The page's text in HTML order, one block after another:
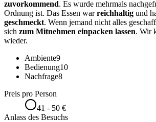
zuvorkommend. Es wurde mehrmals
Ordnung ist. Das Essen warreichhaltig und
geschmeckt. Wenn jemand nicht alles
sich zum Mitnehmen einpacken lassen. Wir
wieder.
Ambiente9
Bedienung10
Nachfrage8
Preis pro Person
41 - 50 €
Anlass des Besuchs